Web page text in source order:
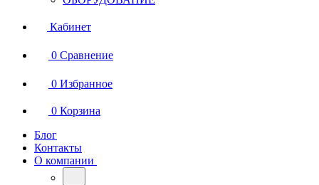
Кабинет
0 Сравнение
0 Избранное
0 Корзина
Блог
Контакты
О компании